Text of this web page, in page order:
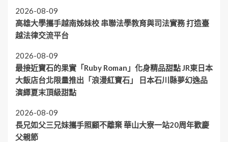
2026-08-09
高雄大學攜手越南姊妹校 串聯法學教育與司法實務 打造臺
越法律交流平台
2026-08-09
最接近寶石的果實「Ruby Roman」化身精品甜點 JR東日本
大飯店台北限量推出「浪漫紅寶石」 日本石川縣夢幻逸品
演繹夏末頂級甜點
2026-08-09
長兄如父三兄妹攜手照顧不離棄 華山大寮一站20周年歡慶
父親節